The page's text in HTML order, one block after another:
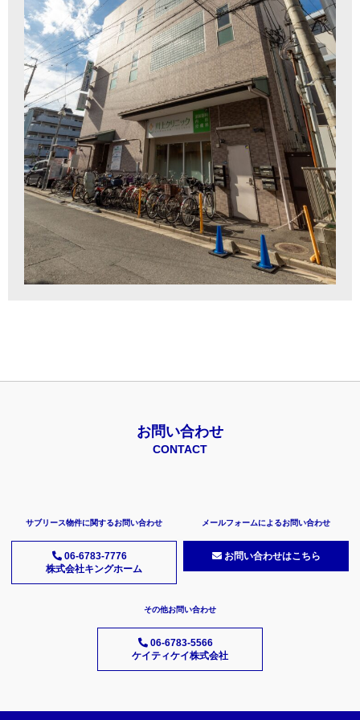
お問い合わせ
CONTACT
サブリース物件に関するお問い合わせ
06-6783-7776
株式会社キングホーム
メールフォームによるお問い合わせ
お問い合わせはこちら
その他お問い合わせ
06-6783-5566
ケイティケイ株式会社